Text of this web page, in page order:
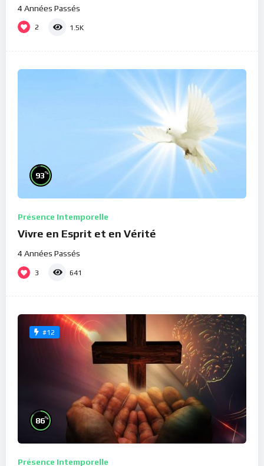
4 Années Passés
2 1.5K
93%
Présence Intemporelle
Vivre en Esprit et en Vérité
4 Années Passés
3 641
#12
86%
Présence Intemporelle